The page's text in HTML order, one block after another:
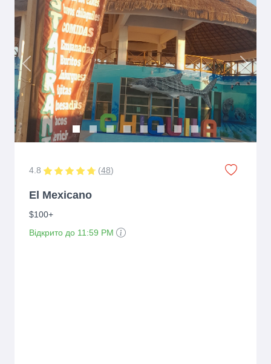
Previous Next
4.8 (48)
El Mexicano
$100+
Відкрито до 11:59 PM